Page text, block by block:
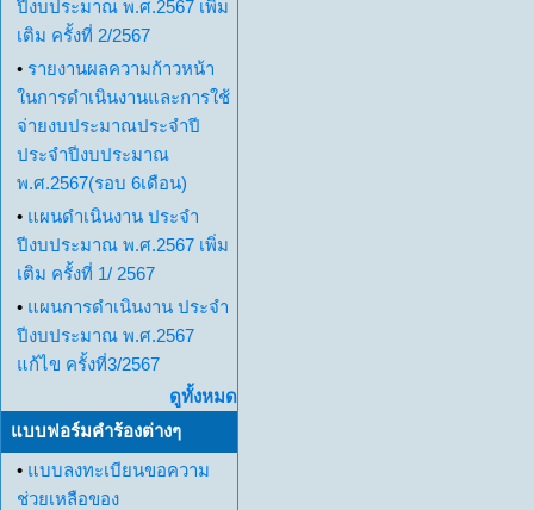
ปีงบประมาณ พ.ศ.2567 เพิ่ม
เติม ครั้งที่ 2/2567
• รายงานผลความก้าวหน้า
ในการดำเนินงานและการใช้
จ่ายงบประมาณประจำปี
ประจำปีงบประมาณ
พ.ศ.2567(รอบ 6เดือน)
• แผนดำเนินงาน ประจำ
ปีงบประมาณ พ.ศ.2567 เพิ่ม
เติม ครั้งที่ 1/ 2567
• แผนการดำเนินงาน ประจำ
ปีงบประมาณ พ.ศ.2567
แก้ไข ครั้งที่3/2567
ดูทั้งหมด
แบบฟอร์มคำร้องต่างๆ
• แบบลงทะเบียนขอความ
ช่วยเหลือของ